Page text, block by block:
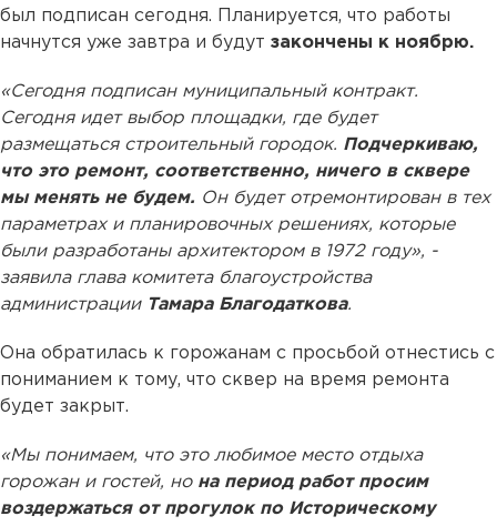
был подписан сегодня. Планируется, что работы
начнутся уже завтра и будут закончены к ноябрю.
«Сегодня подписан муниципальный контракт.
Сегодня идет выбор площадки, где будет
размещаться строительный городок. Подчеркиваю,
что это ремонт, соответственно, ничего в сквере
мы менять не будем. Он будет отремонтирован в тех
параметрах и планировочных решениях, которые
были разработаны архитектором в 1972 году», -
заявила глава комитета благоустройства
администрации Тамара Благодаткова.
Она обратилась к горожанам с просьбой отнестись с
пониманием к тому, что сквер на время ремонта
будет закрыт.
«Мы понимаем, что это любимое место отдыха
горожан и гостей, но на период работ просим
воздержаться от прогулок по Историческому